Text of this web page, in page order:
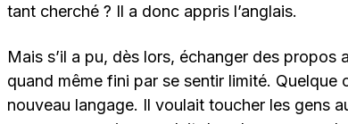
tant cherché ? Il a donc appris l’anglais.
Mais s’il a pu, dès lors, échanger des propos
quand même fini par se sentir limité. Quelque
nouveau langage. Il voulait toucher les gens